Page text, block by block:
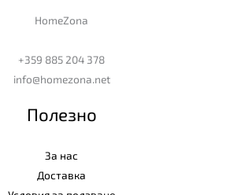
HomeZona
+359 885 204 378
info@homezona.net
Полезно
За нас
Доставка